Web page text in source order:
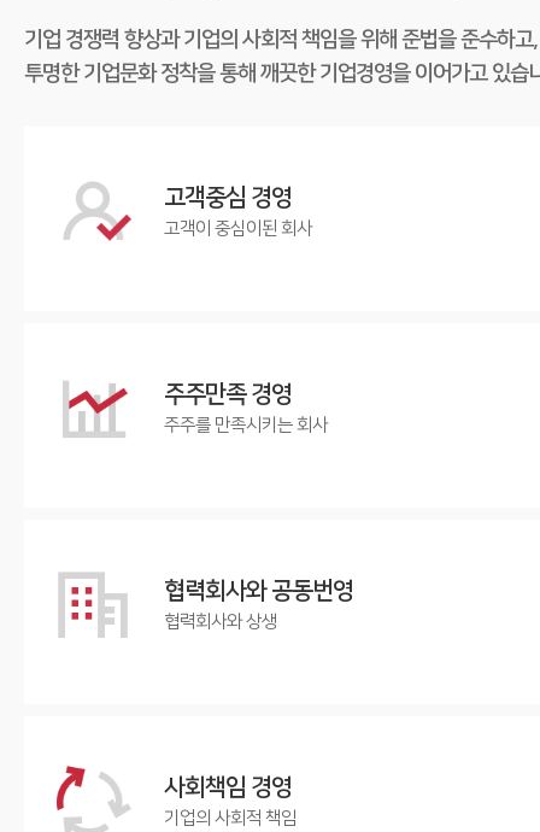
기업 경쟁력 향상과 기업의 사회적 책임을 위해 준법을 준수하고,
투명한 기업문화 정착을 통해 깨끗한 기업경영을 이어가고 있습
고객중심 경영
고객이 중심이된 회사
주주만족경영
주주를 만족시키는 회사
협력회사와공동번영
협력회사와 상생
사회책임 경영
기업의 사회적 책임